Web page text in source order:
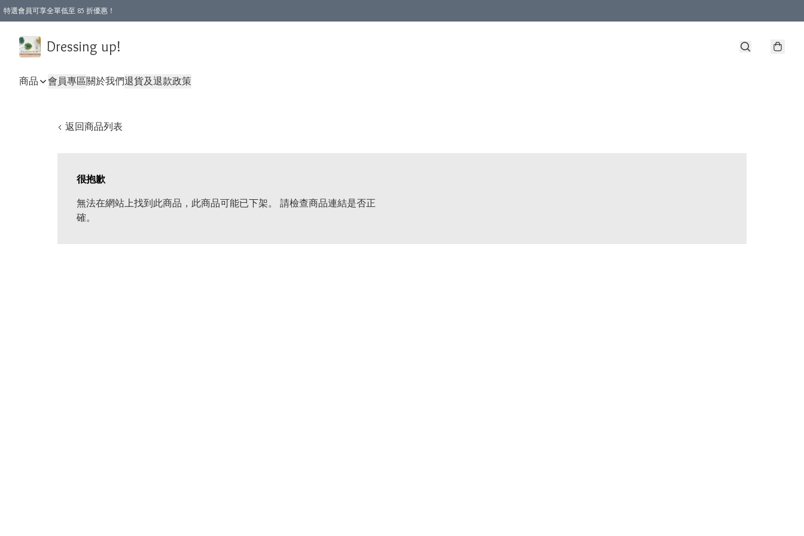
特選會員可享全單低至 85 折優惠！
Dressing up!
商品 會員專區關於我們退貨及退款政策
< 返回商品列表
很抱歉
無法在網站上找到此商品，此商品可能已下架。 請檢查商品連結是否正
確。